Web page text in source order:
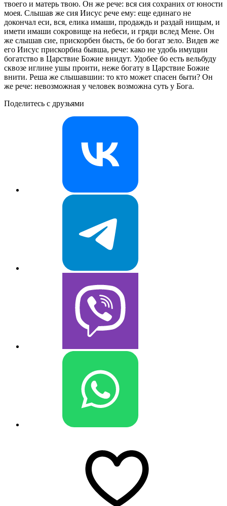
твоего и матерь твою. Он же рече: вся сия сохраних от юности
моея. Слышав же сия Иисус рече ему: еще единаго не
докончал еси, вся, елика имаши, продаждь и раздай нищым, и
имети имаши сокровище на небеси, и гряди вслед Мене. Он
же слышав сие, прискорбен бысть, бе бо богат зело. Видев же
его Иисус прискорбна бывша, рече: како не удобь имущии
богатство в Царствие Божие внидут. Удобее бо есть вельбуду
сквозе иглине ушы проити, неже богату в Царствие Божие
внити. Реша же слышавшии: то кто может спасен быти? Он
же рече: невозможная у человек возможна суть у Бога.
Поделитесь с друзьями